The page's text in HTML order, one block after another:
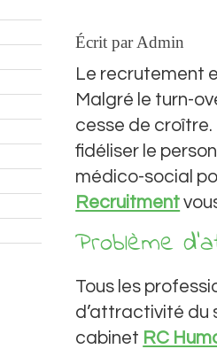
Écrit par Admin
Le recrutement
Malgré le turn-
cesse de
fidéliser le
médico-social
Recruitment
Problème
Tous les
d’attractivité du
cabinet RC